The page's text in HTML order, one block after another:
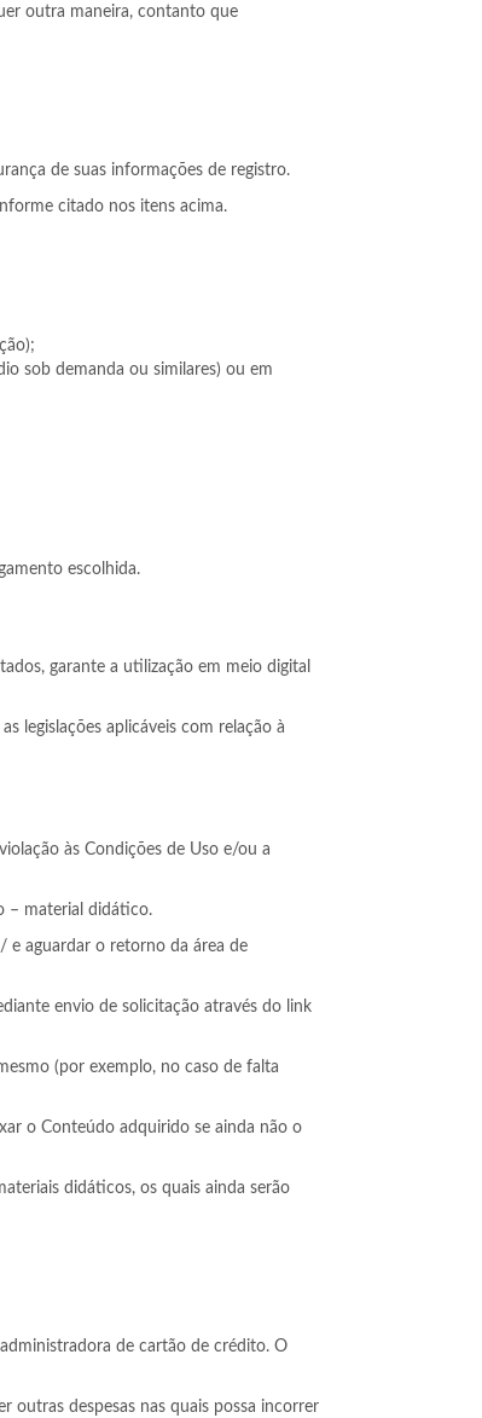
outra maneira, contanto que
de suas informações de registro.
citado nos itens acima.
sob demanda ou similares) ou em
escolhida.
garante a utilização em meio digital
legislações aplicáveis com relação à
às Condições de Uso e/ou a
– material didático.
e aguardar o retorno da área de
envio de solicitação através do link
(por exemplo, no caso de falta
o Conteúdo adquirido se ainda não o
didáticos, os quais ainda serão
de cartão de crédito. O
outras despesas nas quais possa incorrer